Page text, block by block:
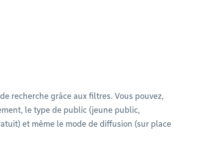
recherche grâce aux filtres. Vous pouvez,
le type de public (jeune public,
et même le mode de diffusion (sur place